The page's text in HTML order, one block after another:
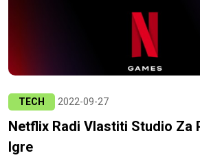
TECH 2022-09-27
Netflix Radi Vlastiti Studio Za
Igre